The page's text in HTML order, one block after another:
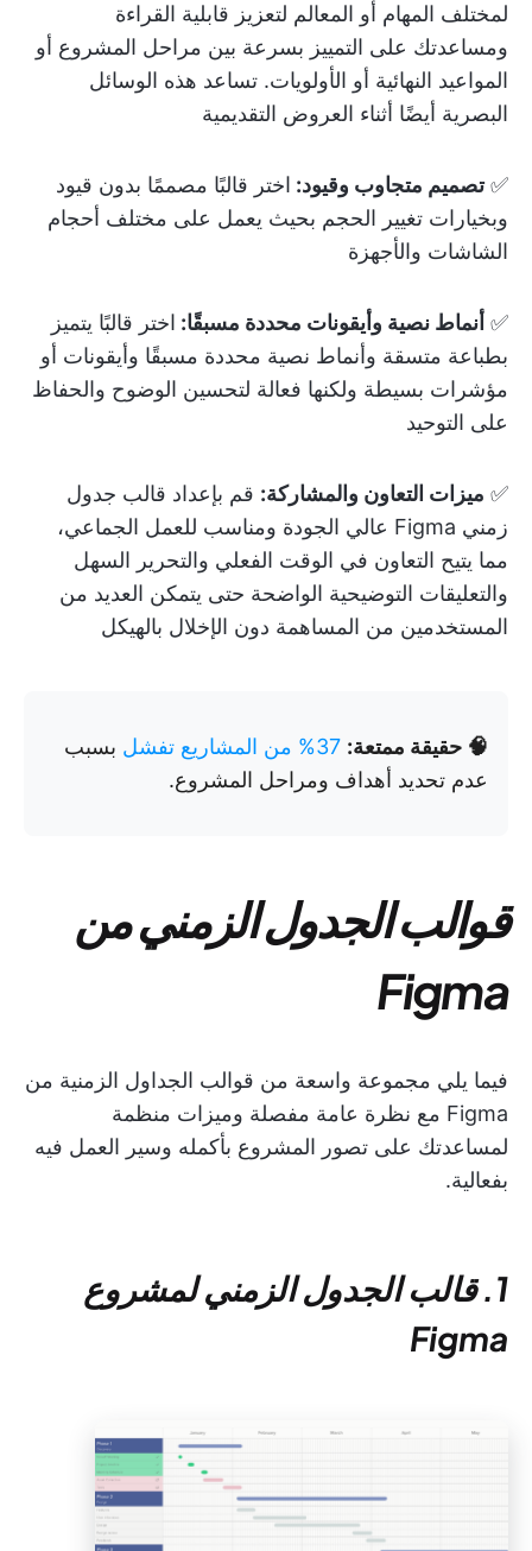
لمختلف المهام أو المعالم لتعزيز قابلية القراءة
ومساعدتك على التمييز بسرعة بين مراحل المشروع أو
المواعيد النهائية أو الأولويات. تساعد هذه الوسائل
البصرية أيضًا أثناء العروض التقديمية
✅تصميم متجاوب وقيود: اختر قالبًا مصممًا بدون قيود
وبخيارات تغيير الحجم بحيث يعمل على مختلف أحجام
الشاشات والأجهزة
✅ أنماط نصية وأيقونات محددة مسبقًا: اختر قالبًا يتميز
بطباعة متسقة وأنماط نصية محددة مسبقًا وأيقونات أو
مؤشرات بسيطة ولكنها فعالة لتحسين الوضوح والحفاظ
على التوحيد
✅ ميزات التعاون والمشاركة: قم بإعداد قالب جدول
زمني Figma عالي الجودة ومناسب للعمل الجماعي،
مما يتيح التعاون في الوقت الفعلي والتحرير السهل
والتعليقات التوضيحية الواضحة حتى يتمكن العديد من
المستخدمين من المساهمة دون الإخلال بالهيكل
🧠 حقيقة ممتعة: 37% من المشاريع تفشل
بسبب
عدم تحديد أهداف ومراحل المشروع.
قوالب الجدول الزمني من
Figma
فيما يلي مجموعة واسعة من قوالب الجداول الزمنية من
Figma مع نظرة عامة مفصلة وميزات منظمة
لمساعدتك على تصور المشروع بأكمله وسير العمل فيه
بفعالية.
1. قالب الجدول الزمني لمشروع
Figma